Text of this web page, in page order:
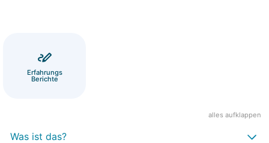
Erfahrungs
Berichte
alles aufklappen
Was ist das?